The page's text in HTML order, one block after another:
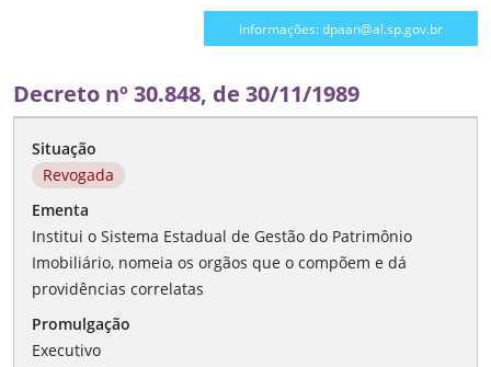
Informações: dpaan@al.sp.gov.br
Decreto nº 30.848, de 30/11/1989
Situação
Revogada
Ementa
Institui o Sistema Estadual de Gestão do Patrimônio
Imobiliário, nomeia os orgãos que o compõem e dá
providências correlatas
Promulgação
Executivo